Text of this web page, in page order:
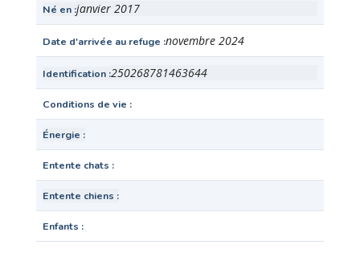
Né en janvier 2017
Date d'arrivée au refuge novembre 2024
Identification 250268781463644
Conditions de vie
Énergie
Entente chats
Entente chiens
Enfants